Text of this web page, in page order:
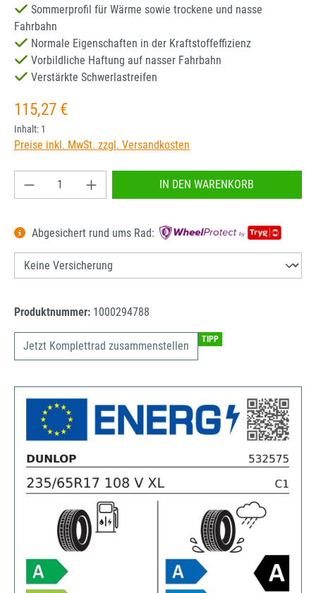
Sommerprofil für Wärme sowie trockene und nasse
Fahrbahn
Normale Eigenschaften in der Kraftstoffeffizienz
Vorbildliche Haftung auf nasser Fahrbahn
Verstärkte Schwerlastreifen
Regulärer Preis:
115,27 €
Inhalt: 1
Preise inkl. MwSt. zzgl. Versandkosten
Produkt Anzahl: Gib den gewünschten Wert
IN DEN WARENKORB
Abgesichert rund ums Rad:
Produktnummer: 1000294788
Jetzt Komplettrad zusammenstellen TIPP